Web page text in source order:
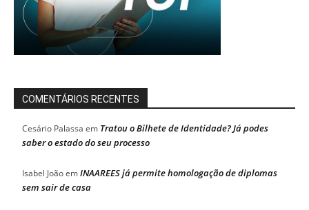
COMENTÁRIOS RECENTES
Cesário Palassa em Tratou o Bilhete de Identidade? Já podes
saber o estado do seu processo
Isabel JoãoemINAAREES já permite homologação de diplomas
sem sair de casa